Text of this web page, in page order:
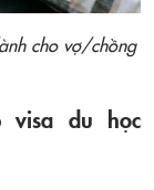
cho vợ/chồng
du học